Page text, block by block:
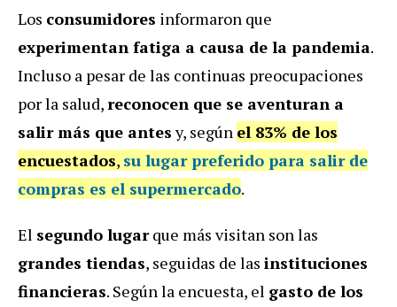
Los consumidores informaron que
experimentan fatiga a causa de la pandemia.
Incluso a pesar de las continuas preocupaciones
por la salud,reconocen que se aventuran a
salir más que antesy, según el 83% de los
encuestados, su lugar preferido para salir de
compras es el supermercado.
El segundo lugarque más visitan son las
grandes tiendas, seguidas de las instituciones
financieras. Según la encuesta, el gasto de los